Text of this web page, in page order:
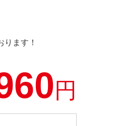
ます！
円